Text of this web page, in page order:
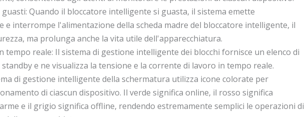
Quando il bloccatore intelligente si guasta, il sistema emette
e interrompe l'alimentazione della scheda madre del bloccatore intelligente, il
ma prolunga anche la vita utile dell'apparecchiatura.
tempo reale: Il sistema di gestione intelligente dei blocchi fornisce un elenco di
e ne visualizza la tensione e la corrente di lavoro in tempo reale.
di gestione intelligente della schermatura utilizza icone colorate per
di ciascun dispositivo. Il verde significa online, il rosso significa
e il grigio significa offline, rendendo estremamente semplici le operazioni di